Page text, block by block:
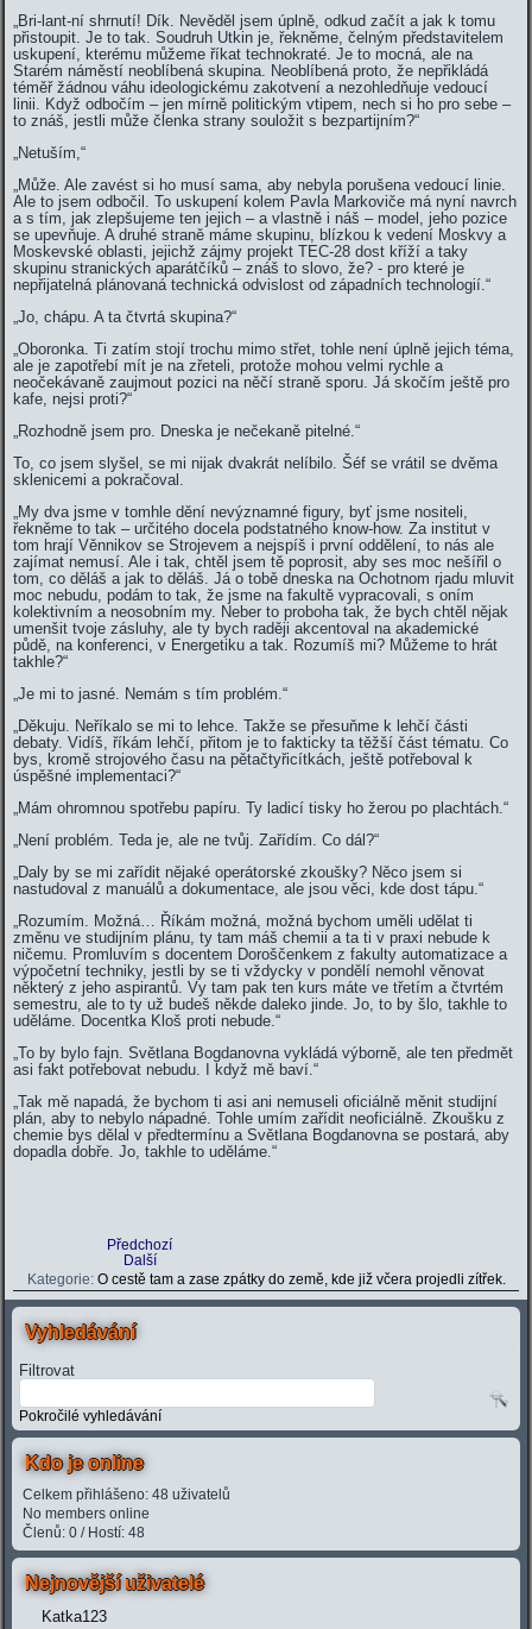
„Bri-lant-ní shrnutí! Dík. Nevěděl jsem úplně, odkud začít a jak k tomu
přistoupit. Je to tak. Soudruh Utkin je, řekněme, čelným představitelem
uskupení, kterému můžeme říkat technokraté. Je to mocná, ale na
Starém náměstí neoblíbená skupina. Neoblíbená proto, že nepřikládá
téměř žádnou váhu ideologickému zakotvení a nezohledňuje vedoucí
linii. Když odbočím – jen mírně politickým vtipem, nech si ho pro sebe –
to znáš, jestli může členka strany souložit s bezpartijním?“
„Netuším,“
„Může. Ale zavést si ho musí sama, aby nebyla porušena vedoucí linie.
Ale to jsem odbočil. To uskupení kolem Pavla Markoviče má nyní navrch
a s tím, jak zlepšujeme ten jejich – a vlastně i náš – model, jeho pozice
se upevňuje. A druhé straně máme skupinu, blízkou k vedení Moskvy a
Moskevské oblasti, jejichž zájmy projekt TEC-28 dost kříží a taky
skupinu stranických aparátčíků – znáš to slovo, že? - pro které je
nepřijatelná plánovaná technická odvislost od západních technologií.“
„Jo, chápu. A ta čtvrtá skupina?“
„Oboronka. Ti zatím stojí trochu mimo střet, tohle není úplně jejich téma,
ale je zapotřebí mít je na zřeteli, protože mohou velmi rychle a
neočekávaně zaujmout pozici na něčí straně sporu. Já skočím ještě pro
kafe, nejsi proti?“
„Rozhodně jsem pro. Dneska je nečekaně pitelné.“
To, co jsem slyšel, se mi nijak dvakrát nelíbilo. Šéf se vrátil se dvěma
sklenicemi a pokračoval.
„My dva jsme v tomhle dění nevýznamné figury, byť jsme nositeli,
řekněme to tak – určitého docela podstatného know-how. Za institut v
tom hrají Věnnikov se Strojevem a nejspíš i první oddělení, to nás ale
zajímat nemusí. Ale i tak, chtěl jsem tě poprosit, aby ses moc nešířil o
tom, co děláš a jak to děláš. Já o tobě dneska na Ochotnom rjadu mluvit
moc nebudu, podám to tak, že jsme na fakultě vypracovali, s oním
kolektivním a neosobním my. Neber to proboha tak, že bych chtěl nějak
umenšit tvoje zásluhy, ale ty bych raději akcentoval na akademické
půdě, na konferenci, v Energetiku a tak. Rozumíš mi? Můžeme to hrát
takhle?“
„Je mi to jasné. Nemám s tím problém.“
„Děkuju. Neříkalo se mi to lehce. Takže se přesuňme k lehčí části
debaty. Vidíš, říkám lehčí, přitom je to fakticky ta těžší část tématu. Co
bys, kromě strojového času na pětačtyřicítkách, ještě potřeboval k
úspěšné implementaci?“
„Mám ohromnou spotřebu papíru. Ty ladicí tisky ho žerou po plachtách.“
„Není problém. Teda je, ale ne tvůj. Zařídím. Co dál?“
„Daly by se mi zařídit nějaké operátorské zkoušky? Něco jsem si
nastudoval z manuálů a dokumentace, ale jsou věci, kde dost tápu.“
„Rozumím. Možná… Říkám možná, možná bychom uměli udělat ti
změnu ve studijním plánu, ty tam máš chemii a ta ti v praxi nebude k
ničemu. Promluvím s docentem Doroščenkem z fakulty automatizace a
výpočetní techniky, jestli by se ti vždycky v pondělí nemohl věnovat
některý z jeho aspirantů. Vy tam pak ten kurs máte ve třetím a čtvrtém
semestru, ale to ty už budeš někde daleko jinde. Jo, to by šlo, takhle to
uděláme. Docentka Kloš proti nebude.“
„To by bylo fajn. Světlana Bogdanovna vykládá výborně, ale ten předmět
asi fakt potřebovat nebudu. I když mě baví.“
„Tak mě napadá, že bychom ti asi ani nemuseli oficiálně měnit studijní
plán, aby to nebylo nápadné. Tohle umím zařídit neoficiálně. Zkoušku z
chemie bys dělal v předtermínu a Světlana Bogdanovna se postará, aby
dopadla dobře. Jo, takhle to uděláme.“
Předchozí
Další
Kategorie:O cestě tam a zase zpátky do země, kde již včera projedli zítřek.
Vyhledávání
Filtrovat
Pokročilé vyhledávání
Kdo je online
Celkem přihlášeno: 48 uživatelů
No members online
Členů: 0 / Hostí: 48
Nejnovější uživatelé
Katka123